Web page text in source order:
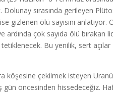
sırasında gerileyen
gizlenen ölü sayısını
ardında çok sayıda ölü
Bu yenilik, sert
köşesine çekilmek isteyen
öncesinden hissedeceğiz.